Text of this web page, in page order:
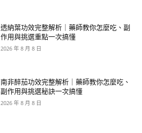
透納葉功效完整解析｜藥師教你怎麼吃、副
作用與挑選重點一次搞懂
2026 年 8 月 8 日
南非醉茄功效完整解析｜藥師教你怎麼吃、
副作用與挑選秘訣一次搞懂
2026 年 8 月 8 日